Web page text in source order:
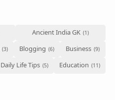
Ancient India GK
Blogging
Business
Daily Life Tips Education